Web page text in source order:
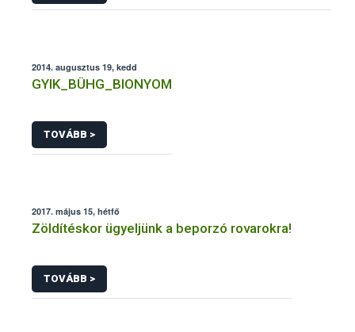
2014. augusztus 19, kedd
GYIK_BÜHG_BIONYOM
TOVÁBB >
2017. május 15, hétfő
Zöldítéskor ügyeljünk a beporzó rovarokra!
TOVÁBB >